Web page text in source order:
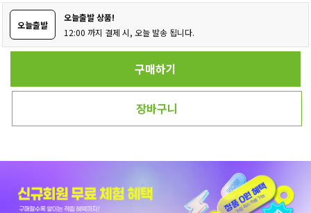
오늘출발
오늘출발 상품!
12:00 까지 결제 시, 오늘 발송 됩니다.
구매하기
장바구니